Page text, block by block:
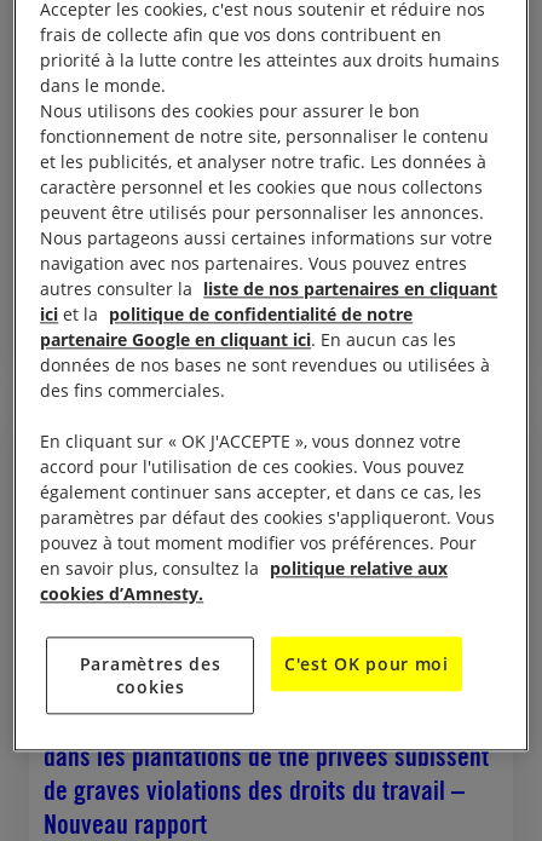
14 juillet, 2026
Sri Lanka : Des prisonniers exposés à un
risque de torture et de mauvais traitements
SRI-LANKA
COMMUNIQUÉ DE PRESSE
28 mai, 2026
Sri Lanka. Les Malaiyaha Tamils employés
dans les plantations de thé privées subissent
de graves violations des droits du travail –
Nouveau rapport
Accepter les cookies, c'est nous soutenir et réduire nos
frais de collecte afin que vos dons contribuent en
priorité à la lutte contre les atteintes aux droits humains
dans le monde.
Nous utilisons des cookies pour assurer le bon
fonctionnement de notre site, personnaliser le contenu
et les publicités, et analyser notre trafic. Les données à
caractère personnel et les cookies que nous collectons
peuvent être utilisés pour personnaliser les annonces.
Nous partageons aussi certaines informations sur votre
navigation avec nos partenaires. Vous pouvez entres
autres consulter la liste de nos partenaires en cliquant
ici et la politique de confidentialité de notre
partenaire Google en cliquant ici. En aucun cas les
données de nos bases ne sont revendues ou utilisées à
des fins commerciales.
En cliquant sur « OK J'ACCEPTE », vous donnez votre
accord pour l'utilisation de ces cookies. Vous pouvez
également continuer sans accepter, et dans ce cas, les
paramètres par défaut des cookies s'appliqueront. Vous
pouvez à tout moment modifier vos préférences. Pour
en savoir plus, consultez la politique relative aux
cookies d’Amnesty.
Paramètres des
cookies
C'est OK pour moi